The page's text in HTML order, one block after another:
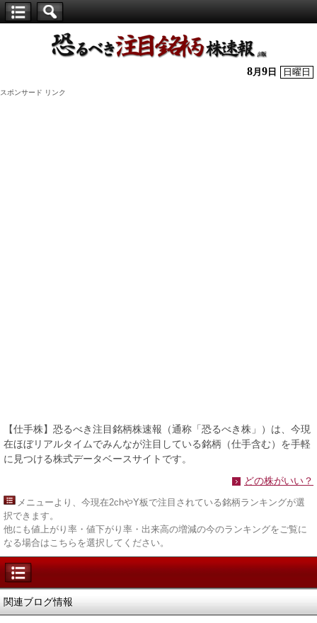
株】
8月 9 日 日曜日
スポンサード リンク
【仕手株】恐るべき注目銘柄株速報（通称「恐るべき株」）は、今現
在ほぼリアルタイムでみんなが注目している銘柄（仕手含む）を手軽
に見つける株式データベースサイトです。
どの株がいい？
メニューより、今現在2chやY板で注目されている銘柄ランキングが選
択できます。
他にも値上がり率・値下がり率・出来高の増減の今のランキングをご覧に
なる場合はこちらを選択してください。
関連ブログ情報